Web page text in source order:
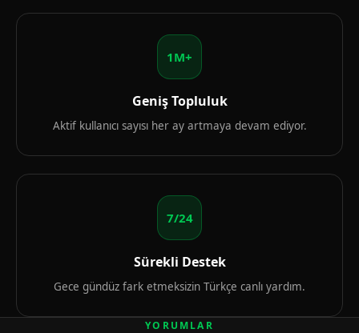
1M+
Geniş Topluluk
Aktif kullanıcı sayısı her ay artmaya devam ediyor.
7/24
Sürekli Destek
Gece gündüz fark etmeksizin Türkçe canlı yardım.
YORUMLAR